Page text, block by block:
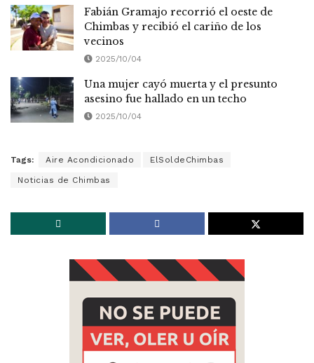
Fabián Gramajo recorrió el oeste de
Chimbas y recibió el cariño de los
vecinos
2025/10/04
Una mujer cayó muerta y el presunto
asesino fue hallado en un techo
2025/10/04
Tags: Aire Acondicionado ElSoldeChimbas
Noticias de Chimbas